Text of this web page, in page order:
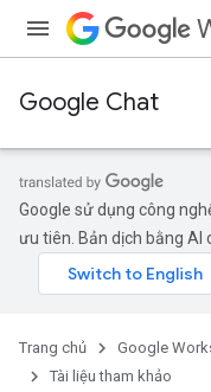
Google Chat
Google sử dụng công
ưu tiên. Bản dịch bằng AI
Trang chủ Google
Tài liệu tham khảo